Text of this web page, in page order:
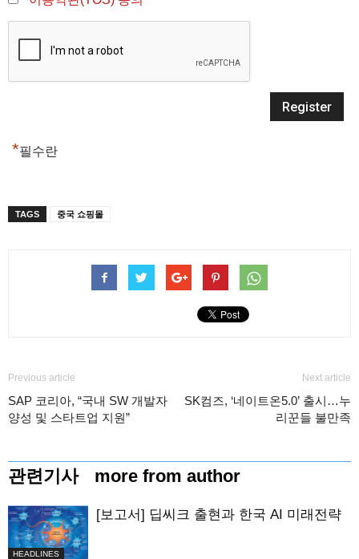
*필수란
TAGS 중국 쇼핑몰
Previous article
SAP 코리아, “국내 SW 개발자
양성 및 스타트업 지원”
Next article
SK컴즈, ‘네이트온5.0’ 출시…누
리꾼들 불만족
관련기사 more from author
HEADLINES
[보고서] 딥씨크 출현과 한국 AI 미래전략